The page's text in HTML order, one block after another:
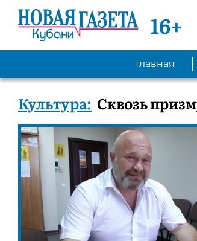
16+
Главная
Культура: Сквозь